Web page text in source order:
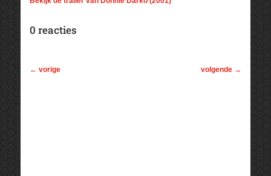
0 reacties
← vorige volgende →